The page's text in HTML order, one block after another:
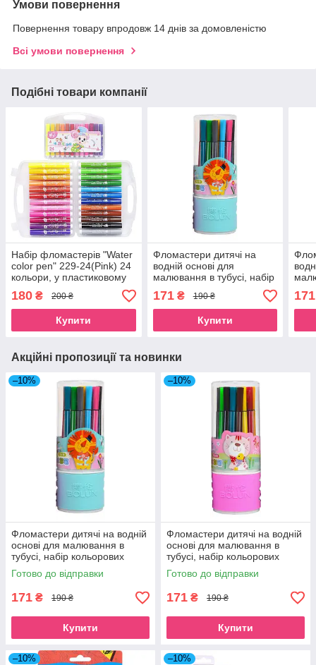
Умови повернення
Повернення товару впродовж 14 днів за домовленістю
Всі умови повернення
Подібні товари компанії
Набір фломастерів "Water
color pen" 229-24(Pink) 24
кольори, у пластиковому
боксі
180 ₴ 200 ₴
Купити
Фломастери дитячі на
водній основі для
малювання в тубусі, набір
кольорових фломастерів
24 кольори для школи
171₴ 190 ₴
Купити
24
171
Акційні пропозиції та новинки
–10%
Фломастери дитячі на водній
основі для малювання в
тубусі, набір кольорових
фломастерів 24 кольори для
школи
Готово до відправки
171 ₴ 190 ₴
Купити
–10%
Фломастери дитячі на водній
основі для малювання в
тубусі, набір кольорових
фломастерів 24 кольори для
школи
Готово до відправки
171 ₴ 190 ₴
Купити
–10% –10%